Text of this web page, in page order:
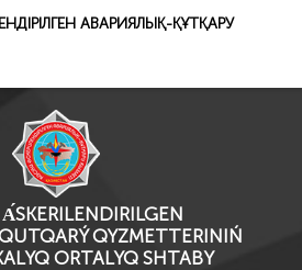
А́SKERILENDIRILGEN
QYZMETTERINIŃ
ORTALYQ SHTABY
АВАРИЯЛЫҚ-ҚҰТҚАРУ